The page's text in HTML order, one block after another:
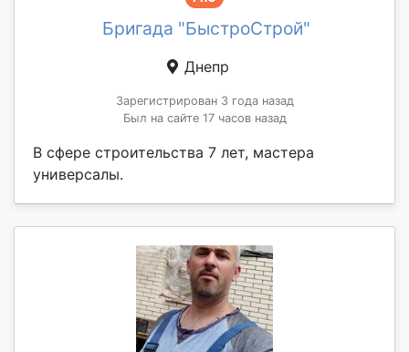
Бригада "БыстроСтрой"
Днепр
Зарегистрирован 3 года назад
Был на сайте 17 часов назад
В сфере строительства 7 лет, мастера
универсалы.